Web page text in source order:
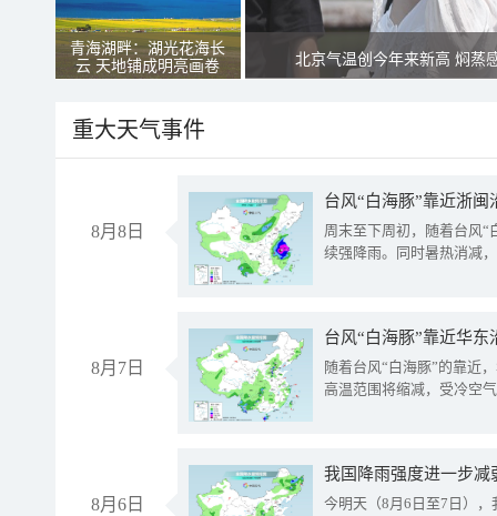
青海湖畔：湖光花海长
云 天地铺成明亮画卷
北京气温创今年来新高 焖蒸
重大天气事件
8月8日
台风“白海豚”靠近浙
周末至下周初，随着台风“
续强降雨。同时暑热消减
8月7日
台风“白海豚”靠近华
随着台风“白海豚”的靠近
高温范围将缩减，受冷空
8月6日
今明天（8月6日至7日）